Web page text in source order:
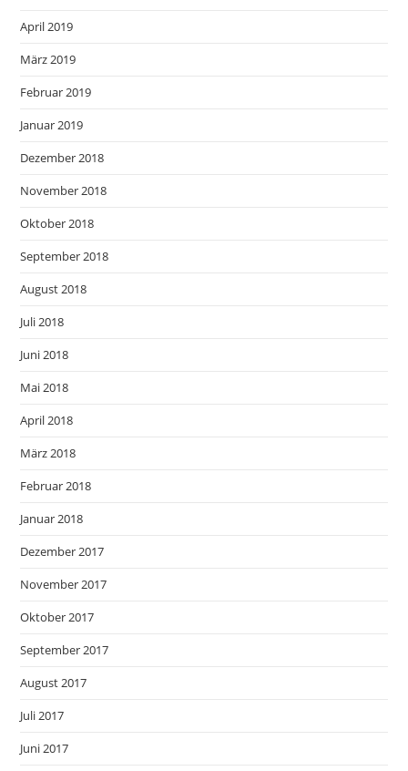
April 2019
März 2019
Februar 2019
Januar 2019
Dezember 2018
November 2018
Oktober 2018
September 2018
August 2018
Juli 2018
Juni 2018
Mai 2018
April 2018
März 2018
Februar 2018
Januar 2018
Dezember 2017
November 2017
Oktober 2017
September 2017
August 2017
Juli 2017
Juni 2017